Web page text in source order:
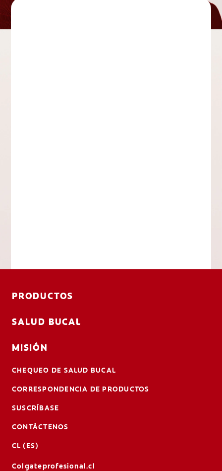
PRODUCTOS
SALUD BUCAL
MISIÓN
CHEQUEO DE SALUD BUCAL
CORRESPONDENCIA DE PRODUCTOS
SUSCRÍBASE
CONTÁCTENOS
CL (ES)
Colgateprofesional.cl